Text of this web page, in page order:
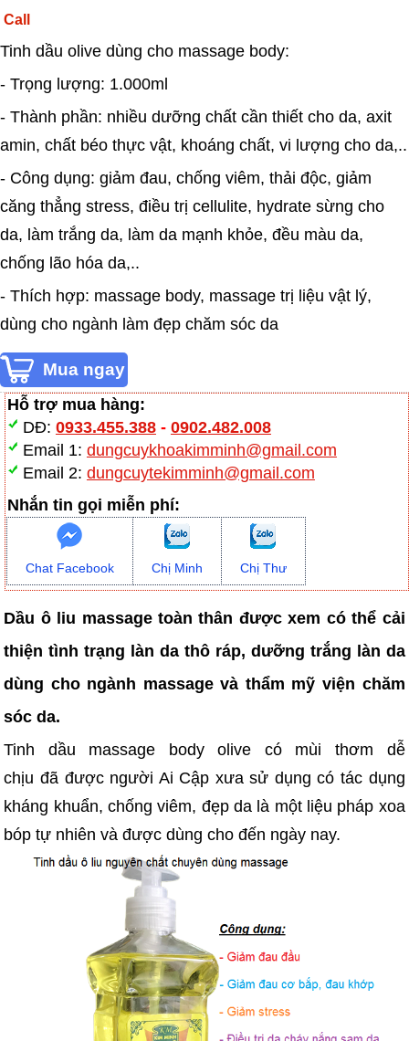
Call
Tinh dầu olive dùng cho massage body:
- Trọng lượng: 1.000ml
- Thành phần: nhiều dưỡng chất cần thiết cho da, axit
amin, chất béo thực vật, khoáng chất, vi lượng cho da,..
- Công dụng: giảm đau, chống viêm, thải độc, giảm
căng thẳng stress, điều trị cellulite, hydrate sừng cho
da, làm trắng da, làm da mạnh khỏe, đều màu da,
chống lão hóa da,..
- Thích hợp: massage body, massage trị liệu vật lý,
dùng cho ngành làm đẹp chăm sóc da
Hỗ trợ mua hàng:
DĐ: 0933.455.388- 0902.482.008
Email 1: dungcuykhoakimminh@gmail.com
Email 2: dungcuytekimminh@gmail.com
Nhắn tin gọi miễn phí:
Chat Facebook Chị Minh Chị Thư
Dầu ô liu massage toàn thân được xem có thể cải
thiện tình trạng làn da thô ráp, dưỡng trắng làn da
dùng cho ngành massage và thẩm mỹ viện chăm
sóc da.
Tinh dầu massage body olive có mùi thơm dễ
chịu đã được người Ai Cập xưa sử dụng có tác dụng
kháng khuẩn, chống viêm, đẹp da là một liệu pháp xoa
bóp tự nhiên và được dùng cho đến ngày nay.